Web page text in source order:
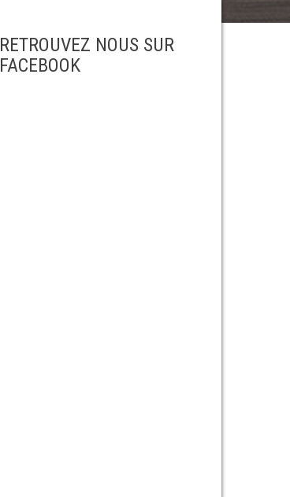
RETROUVEZ NOUS SUR
FACEBOOK